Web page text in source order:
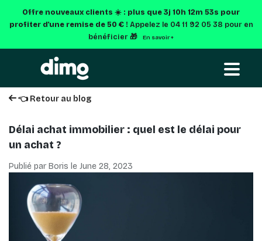
Offre nouveaux clients ☀️ : plus que3j 10h 12m 51spour
profiter d'une remise de 50 € ! Appelez le 04 11 92 05 38 pour en
bénéficier 🎁
En savoir +
👈 Retour au blog
Délai achat immobilier : quel est le délai pour
un achat ?
Publié par Boris le June 28, 2023